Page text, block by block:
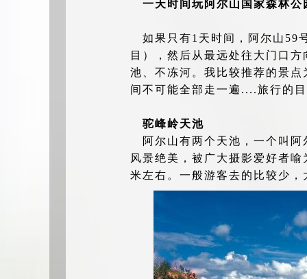
一天时间玩阿尔山国家森林公
如果只有1天时间，阿尔山59
目），然后从最远处往大门口
池、不冻河。我比较推荐的景
间不可能全部走一遍....旅行的
驼峰岭天池
阿尔山有两个天池，一个叫
风景绝美，被广大摄影爱好者
米左右。一般游客去的比较少